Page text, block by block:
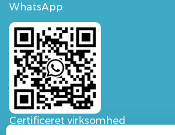
WhatsApp
Certificeret virksomhed